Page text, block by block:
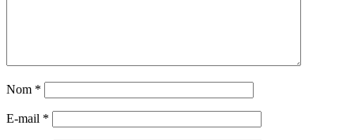
Nom *
E-mail *